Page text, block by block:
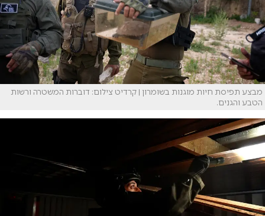
מבצע תפיסת חיות מוגנות בשומרון | קרדיט צילום: דוברות המשטרה ורשות
הטבע והגנים.